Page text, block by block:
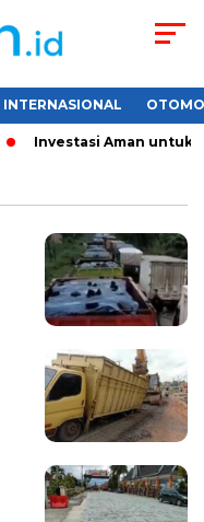
INTERNASIONAL
Investasi Aman untuk